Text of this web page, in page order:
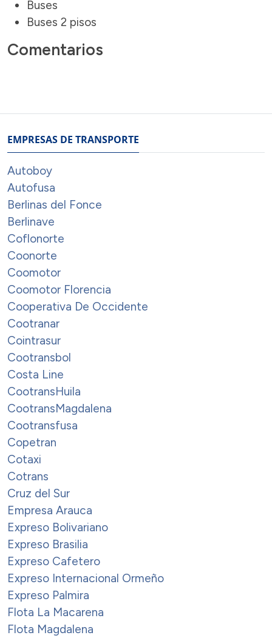
Buses
Buses 2 pisos
Comentarios
EMPRESAS DE TRANSPORTE
Autoboy
Autofusa
Berlinas del Fonce
Berlinave
Coflonorte
Coonorte
Coomotor
Coomotor Florencia
Cooperativa De Occidente
Cootranar
Cointrasur
Cootransbol
Costa Line
CootransHuila
CootransMagdalena
Cootransfusa
Copetran
Cotaxi
Cotrans
Cruz del Sur
Empresa Arauca
Expreso Bolivariano
Expreso Brasilia
Expreso Cafetero
Expreso Internacional Ormeño
Expreso Palmira
Flota La Macarena
Flota Magdalena